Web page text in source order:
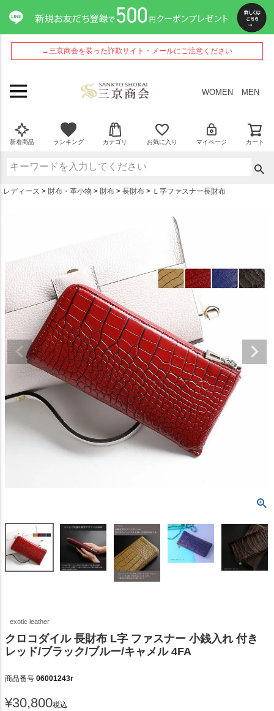
→三京商会を装った詐欺サイト・メールにご注意ください
WOMEN MEN
新着商品 ランキング カテゴリ お気に入り マイページ カート
レディース 財布・革小物 財布 長財布 Ｌ字ファスナー長財布
exotic leather
クロコダイル 長財布 L字 ファスナー 小銭入れ 付き
レッド/ブラック/ブルー/キャメル 4FA
商品番号 06001243r
¥30,800税込
ペー
ジト
ップ
へ